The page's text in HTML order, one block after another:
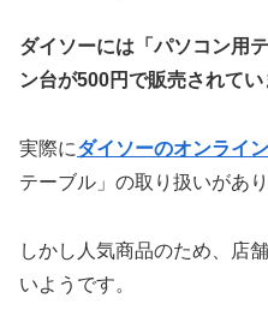
ダイソーには「パソコン用
ン台が500円で販売されてい
実際にダイソーのオンライ
テーブル」の取り扱いがあり
しかし人気商品のため、店
いようです。